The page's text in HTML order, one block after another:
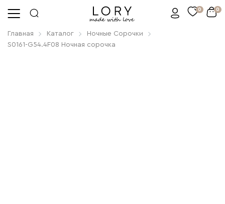
0 0
Главная Каталог
Ночные Сорочки
S0161-G54.4F08 Ночная сорочка